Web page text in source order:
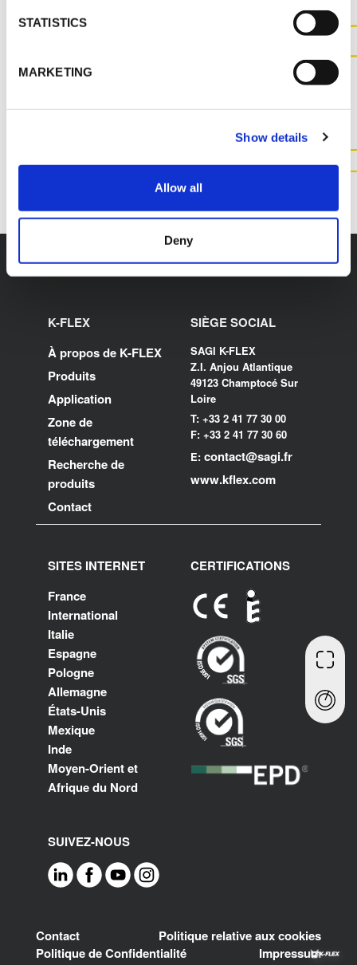
STATISTICS
MARKETING
Show details
Allow all
Deny
CONTACTEZ-NOUS POUR
CE PRODUIT
CONTACTEZ NOUS
K-FLEX
À propos de K-FLEX
Produits
Application
Zone de
téléchargement
Recherche de
produits
Contact
SIÈGE SOCIAL
SAGI K-FLEX
Z.I. Anjou Atlantique
49123 Champtocé Sur
Loire
T: +33 2 41 77 30 00
F: +33 2 41 77 30 60
E: contact@sagi.fr
www.kflex.com
SITES INTERNET
France
International
Italie
Espagne
Pologne
Allemagne
États-Unis
Mexique
Inde
Moyen-Orient et
Afrique du Nord
CERTIFICATIONS
SUIVEZ-NOUS
Footer
Contact
Politique relative aux cookies
Politique de Confidentialité
Impressum